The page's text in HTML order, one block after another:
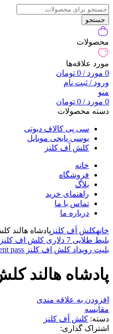
جستجو
محصولات
مورد علاقه‌ها
0 مورد/
0 تومان
ورود / ثبت نام
منو
0 مورد/
0 تومان
دسته محصولات
سی پی کالاف دیوتی
یوسی پابجی موبایل
کلش آف کلنز
خانه
فروشگاه
بلاگ
راهنمای خرید
تماس با ما
درباره ما
خانهکلش آف کلنز پادشاه هالند
بلیط طلایی 7 دلاری کلش اف کلنز
بلیت رویداد کلش اف کلنز Event pass
پادشاه هالند
افزودن به علاقه مندی
مقایسه
دسته: کلش آف کلنز
اشتراک گذاری: